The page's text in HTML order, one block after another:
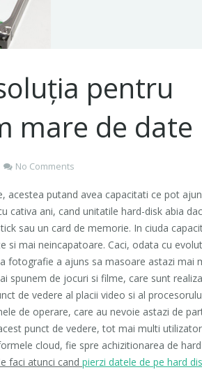
pentru
mare de date
No Comments
acestea putand avea capacitati ce pot
cativa ani, cand unitatile hard-disk abia
sau un card de memorie. In ciuda
si mai neincapatoare. Caci, odata cu
fotografie a ajuns sa masoare astazi mai
spunem de jocuri si filme, care sunt
de vedere al placii video si al
de operare, care au nevoie astazi de
punct de vedere, tot mai multi
cloud, fie spre achizitionarea de
faci atunci cand pierzi datele de pe hard